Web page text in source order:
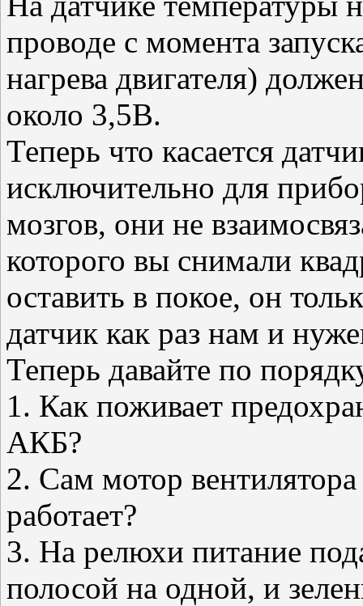
проводе с момента
нагрева двигателя)
около 3,5В.
Теперь что касается
исключительно для
мозгов, они не
которого вы снимали
оставить в покое, он
датчик как раз нам и
Теперь давайте по
1. Как поживает
АКБ?
2. Сам мотор
работает?
3. На релюхи питание
полосой на одной, и